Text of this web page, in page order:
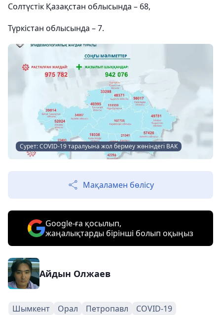
Солтүстік Қазақстан облысында – 68,
Түркістан облысында – 7.
Сурет: COVID-19 таралуына жол бермеу жөніндегі ВАК
Мақаламен бөлісу
Google-ға қосылып,
жаңалықтарды бірінші болып оқыңыз
Айдын Олжаев
Шымкент Орал Петропавл
COVID-19